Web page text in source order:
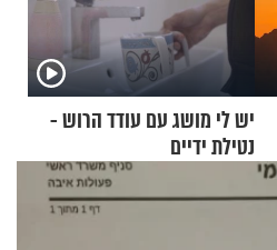
יש לי מושג עם עודד הרוש -
נטילת ידיים